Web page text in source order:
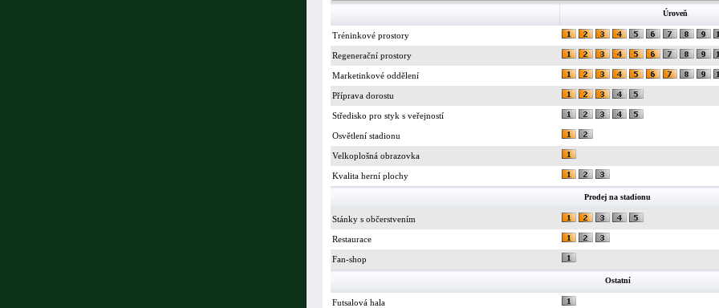
Úroveň
Tréninkové prostory
Regenerační prostory
Marketinkové oddělení
Příprava dorostu
Středisko pro styk s veřejností
Osvětlení stadionu
Velkoplošná obrazovka
Kvalita herní plochy
Prodej na stadionu
Stánky s občerstvením
Restaurace
Fan-shop
Ostatní
Futsalová hala